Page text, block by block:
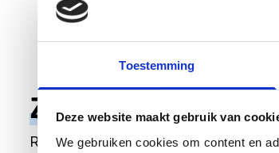
Toestemming
Deze website maakt gebruik van
We gebruiken cookies om content en
Zijn jullie er klaar
Reserveer vandaag nog en maak